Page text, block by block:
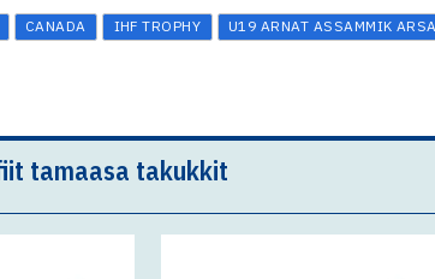
CANADA IHF TROPHY U19 ARNAT ASSAMMIK
tamaasa takukkit